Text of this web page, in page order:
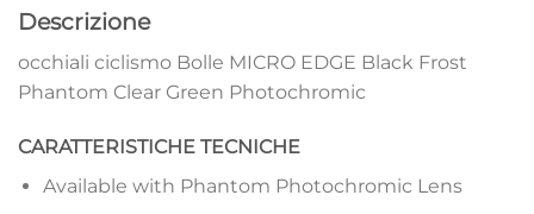
Descrizione
occhiali ciclismo Bolle MICRO EDGE Black Frost
Phantom Clear Green Photochromic
CARATTERISTICHE TECNICHE
Available with Phantom Photochromic Lens